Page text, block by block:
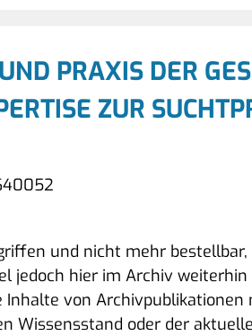
PRAXIS DER
ZUR
und nicht mehr
jedoch hier im Archiv
Inhalte von
Wissensstand oder der